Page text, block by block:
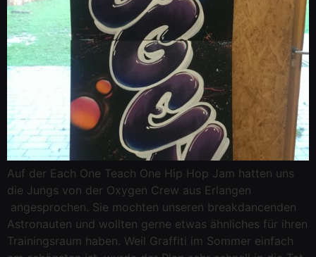
Auf der Each One Teach One Hip Hop Jam hatten uns
die Jungs von der Oxygen Crew aus Erlangen
angesprochen. Sie mochten unseren breakdancenden
Astronauten und wollten gerne etwas ähnliches für ihren
Trainingsraum haben. Weil Graffiti im Sommer einfach